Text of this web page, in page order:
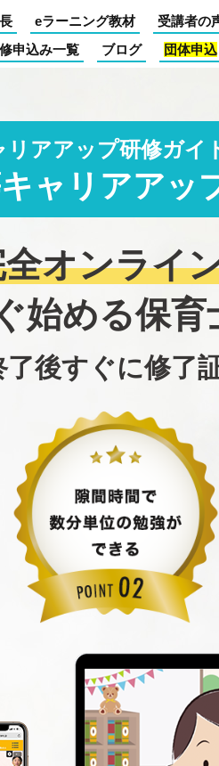
eラーニング教材 受講者の
申込み一覧
ブログ 団体申込
リアアップ研修ガイ
ャリアアッ
オンライ
始める保育
了後すぐに修了